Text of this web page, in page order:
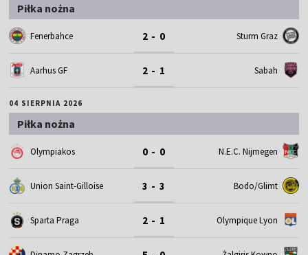
Piłka nożna
Fenerbahce 2 - 0 Sturm Graz
Aarhus GF 2 - 1 Sabah
04 SIERPNIA 2026
Piłka nożna
Olympiakos 0 - 0 N.E.C. Nijmegen
Union Saint-Gilloise 3 - 3 Bodo/Glimt
Sparta Praga 2 - 1 Olympique Lyon